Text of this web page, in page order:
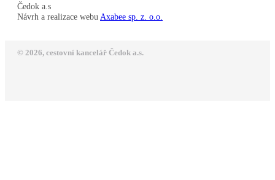
Čedok a.s
Návrh a realizace webu Axabee sp. z. o.o.
© 2026, cestovní kancelář Čedok a.s.